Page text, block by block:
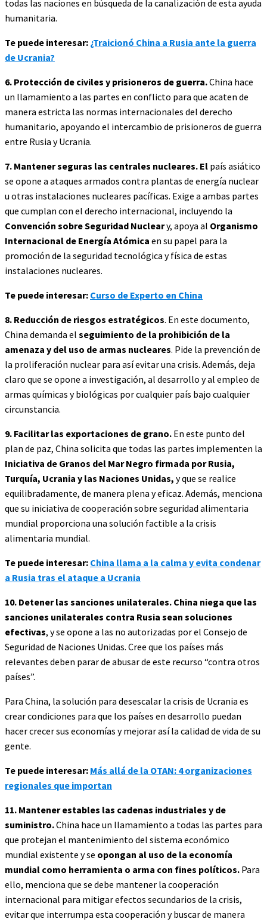
todas las naciones en búsqueda de la canalización de esta ayuda
humanitaria.
Te puede interesar: ¿Traicionó China a Rusia ante la guerra
de Ucrania?
6. Protección de civiles y prisioneros de guerra.China hace
un llamamiento a las partes en conflicto para que acaten de
manera estricta las normas internacionales del derecho
humanitario, apoyando el intercambio de prisioneros de guerra
entre Rusia y Ucrania.
7. Mantener seguras las centrales nucleares. El país asiático
se opone a ataques armados contra plantas de energía nuclear
u otras instalaciones nucleares pacíficas. Exige a ambas partes
que cumplan con el derecho internacional, incluyendo la
Convención sobre Seguridad Nucleary, apoya al Organismo
Internacional de Energía Atómica en su papel para la
promoción de la seguridad tecnológica y física de estas
instalaciones nucleares.
Te puede interesar: Curso de Experto en China
8. Reducción de riesgos estratégicos. En este documento,
China demanda el seguimiento de la prohibición de la
amenaza y del uso de armas nucleares. Pide la prevención de
la proliferación nuclear para así evitar una crisis. Además, deja
claro que se opone a investigación, al desarrollo y al empleo de
armas químicas y biológicas por cualquier país bajo cualquier
circunstancia.
9. Facilitar las exportaciones de grano. En este punto del
plan de paz, China solicita que todas las partes implementen la
Iniciativa de Granos del Mar Negro firmada por Rusia,
Turquía, Ucrania y las Naciones Unidas, y que se realice
equilibradamente, de manera plena y eficaz. Además, menciona
que su iniciativa de cooperación sobre seguridad alimentaria
mundial proporciona una solución factible a la crisis
alimentaria mundial.
Te puede interesar: China llama a la calma y evita condenar
a Rusia tras el ataque a Ucrania
10. Detener las sanciones unilaterales. China niega que las
sanciones unilaterales contra Rusia sean soluciones
efectivas, y se opone a las no autorizadas por el Consejo de
Seguridad de Naciones Unidas. Cree que los países más
relevantes deben parar de abusar de este recurso “contra otros
países”.
Para China, la solución para desescalar la crisis de Ucrania es
crear condiciones para que los países en desarrollo puedan
hacer crecer sus economías y mejorar así la calidad de vida de su
gente.
Te puede interesar: Más allá de la OTAN: 4 organizaciones
regionales que importan
11. Mantener estables las cadenas industriales y de
suministro.China hace un llamamiento a todas las partes para
que protejan el mantenimiento del sistema económico
mundial existente y se opongan al uso de la economía
mundial como herramienta o arma con fines políticos. Para
ello, menciona que se debe mantener la cooperación
internacional para mitigar efectos secundarios de la crisis,
evitar que interrumpa esta cooperación y buscar de manera